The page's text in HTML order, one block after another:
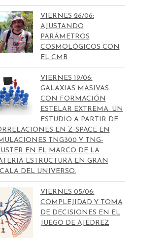
VIERNES 26/06:
AJUSTANDO
PARÁMETROS
COSMOLÓGICOS CON
EL CMB
VIERNES 19/06:
GALAXIAS MASIVAS
CON FORMACIÓN
ESTELAR EXTREMA. UN
ESTUDIO A PARTIR DE
EN Z-SPACE EN
TNG300 Y TNG-
EN EL MARCO DE LA
ESTRUCTURA EN GRAN
DEL UNIVERSO.
VIERNES 05/06:
COMPLEJIDAD Y TOMA
DE DECISIONES EN EL
JUEGO DE AJEDREZ